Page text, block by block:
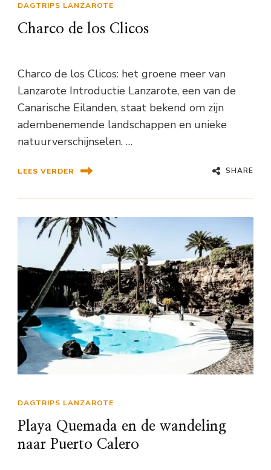
DAGTRIPS LANZAROTE
Charco de los Clicos
Charco de los Clicos: het groene meer van
Lanzarote Introductie Lanzarote, een van de
Canarische Eilanden, staat bekend om zijn
adembenemende landschappen en unieke
natuurverschijnselen. …
LEES VERDER SHARE
DAGTRIPS LANZAROTE
Playa Quemada en de wandeling
naar Puerto Calero